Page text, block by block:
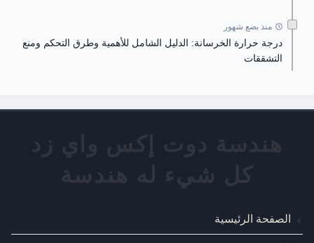
منذ بضع شهور
درجة حرارة الخرسانة: الدليل الشامل للأهمية وطرق التحكم ومنع
التشققات
الصفحة الرئيسية